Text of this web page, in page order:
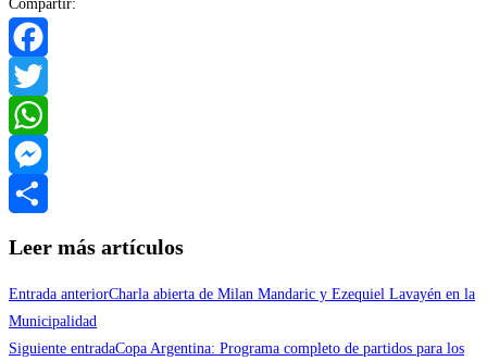
Compartir:
Facebook
Twitter
WhatsApp
Messenger
Leer más artículos
Entrada anteriorCharla abierta de Milan Mandaric y Ezequiel Lavayén en la
Municipalidad
Siguiente entradaCopa Argentina: Programa completo de partidos para los